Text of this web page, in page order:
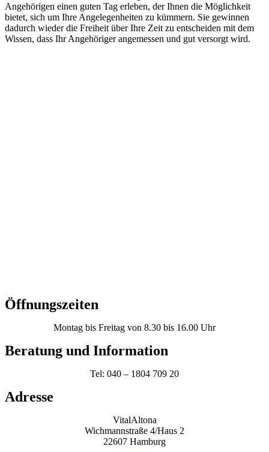
Angehörigen einen guten Tag erleben, der Ihnen die Möglichkeit
bietet, sich um Ihre Angelegenheiten zu kümmern. Sie gewinnen
dadurch wieder die Freiheit über Ihre Zeit zu entscheiden mit dem
Wissen, dass Ihr Angehöriger angemessen und gut versorgt wird.
Öffnungszeiten
Montag bis Freitag von 8.30 bis 16.00 Uhr
Beratung und Information
Tel: 040 – 1804 709 20
Adresse
VitalAltona
Wichmannstraße 4/Haus 2
22607 Hamburg